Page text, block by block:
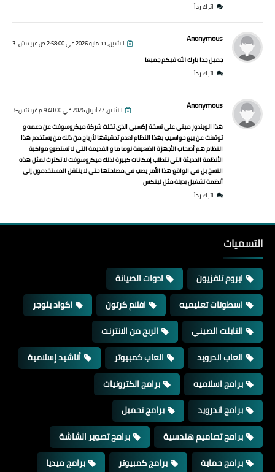
اترك رداً
Anonymous الاثنين، 11 مايو 2026 في 2:58:00 ص غرينتش+3
جميل جدا بارك الله فيكم جميعا
اترك رداً
Anonymous الاثنين، 27 أبريل 2026 في 9:48:00 م غرينتش+3
هذا الويندوز مبني على نسخة إكسبي الذي تخلت شركة ميكروسوفت عن دعمه و
توقفت عن بيع حواسيب بهذا النظام لعدم تحقيقها لأرباح من ذلك من يستخدم هذا
النظام هم أصحاب الأجهزة الضعيفة نوعا ما و القديمة التي لا تستطيع مواكبة
الأنظمة الحديثة التي تتطلب إمكانات كبيرة لذلك ميكروسوفت لا تكترث لمثل هذه
النسخ بل في الواقع هذا الأمر يصب في مصلحتها حتى لا ينتقل المستخدمون إلى
أنظمة تشغيل بديلة مثل لينكس
اترك رداً
التسميات
ابروم تلفزيون
ادوات الصيانة
اسطونات تعليميه
افلام كرتون
اكواد بلوجر
التابلت الصيني
الربح من الانترنت
العاب اندرويد
العاب كمبيوتر
أناشيد إسلامية
برامج اسلاميه
برامج الكترونيات
برامج اندرويد
برامج تحميل
برامج تصاميم هندسية
برامج تصوير الشاشة
برامج حماية
برامج كمبيوتر
برامج ميديا